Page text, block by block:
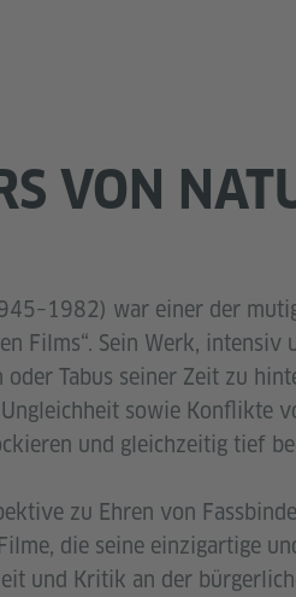
VON
war einer der
Films“. Sein Werk,
Tabus seiner Zeit zu
sowie Konflikte
und gleichzeitig tief
zu Ehren von
die seine einzigartige
und Kritik an der